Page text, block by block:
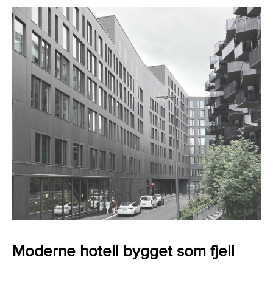
Moderne hotell bygget som fjell